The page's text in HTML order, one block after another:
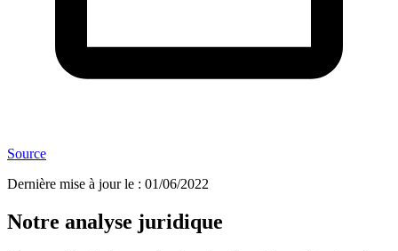
Source
Dernière mise à jour le : 01/06/2022
Notre analyse juridique